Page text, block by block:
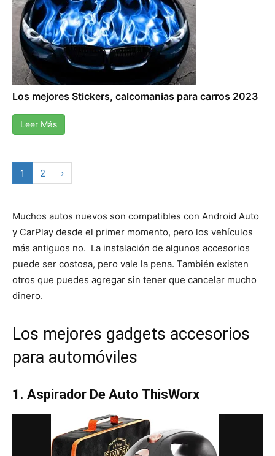
Los mejores Stickers, calcomanias para carros 2023
Leer Más
1 2 ›
Muchos autos nuevos son compatibles con Android Auto
y CarPlay desde el primer momento, pero los vehículos
más antiguos no. La instalación de algunos accesorios
puede ser costosa, pero vale la pena. También existen
otros que puedes agregar sin tener que cancelar mucho
dinero.
Los mejores gadgets accesorios
para automóviles
1. Aspirador De Auto ThisWorx